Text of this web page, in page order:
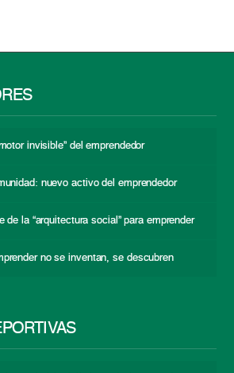
invisible” del emprendedor
nuevo activo del emprendedor
de la “arquitectura social” para emprender
no se inventan, se descubren